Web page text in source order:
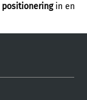
positioneringin en